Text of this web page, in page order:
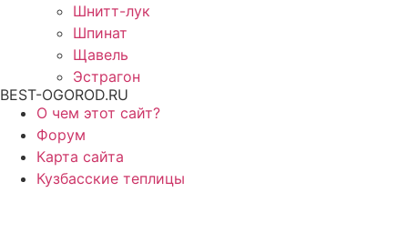
Шнитт-лук
Шпинат
Щавель
Эстрагон
BEST-OGOROD.RU
О чем этот сайт?
Форум
Карта сайта
Кузбасские теплицы